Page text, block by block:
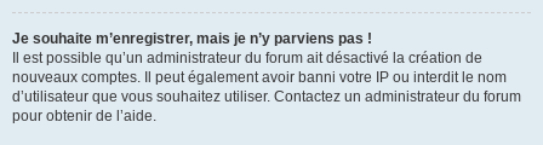
Je souhaite m’enregistrer, mais je n’y parviens pas !
Il est possible qu’un administrateur du forum ait désactivé la création de
nouveaux comptes. Il peut également avoir banni votre IP ou interdit le nom
d’utilisateur que vous souhaitez utiliser. Contactez un administrateur du forum
pour obtenir de l’aide.